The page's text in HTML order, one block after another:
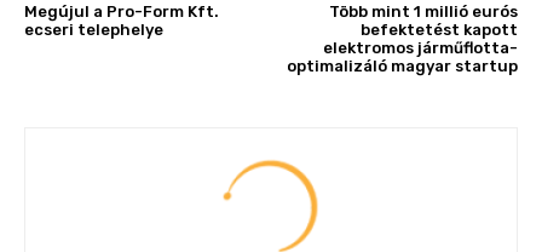
Megújul a Pro-Form Kft.
ecseri telephelye
Több mint 1 millió eurós
befektetést kapott
elektromos járműflotta-
optimalizáló magyar startup